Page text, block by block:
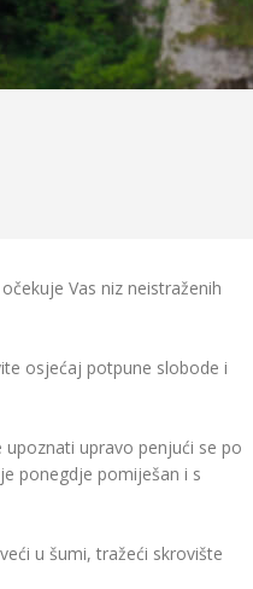
Vas niz neistraženih
osjećaj potpune slobode i
upravo penjući se po
ponegdje pomiješan i s
u šumi, tražeći skrovište